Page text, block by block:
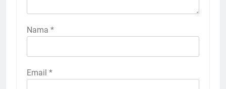
Nama *
Email *